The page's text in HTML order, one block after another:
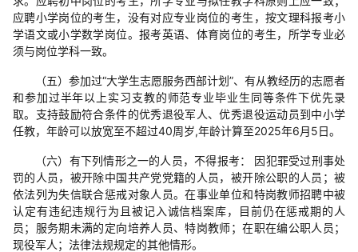
应聘小学岗位的考生，没有对应专业岗位的考生，按文理科报考小
学语文或小学数学岗位。报考英语、体育岗位的考生，所学专业必
须与岗位学科一致。
（五）参加过“大学生志愿服务西部计划”、有从教经历的志愿者
和参加过半年以上实习支教的师范专业毕业生同等条件下优先录
取。支持鼓励符合条件的优秀退役军人、优秀退役运动员到中小学
任教，年龄可以放宽至不超过40周岁,年龄计算至2025年6月5日。
（六）有下列情形之一的人员，不得报考： 因犯罪受过刑事处
罚的人员，被开除中国共产党党籍的人员，被开除公职的人员；被
依法列为失信联合惩戒对象人员。在事业单位和特岗教师招聘中被
认定有违纪违规行为且被记入诚信档案库，目前仍在惩戒期的人
员；服务期未满的定向培养人员、特岗教师；在职在编公职人员；
现役军人；法律法规规定的其他情形。